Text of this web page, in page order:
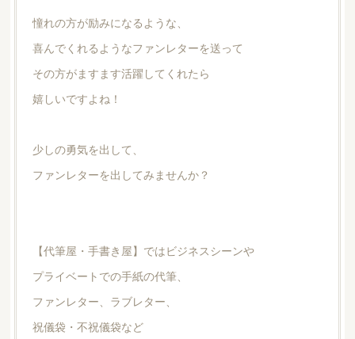
憧れの方が励みになるような、
喜んでくれるようなファンレターを送って
その方がますます活躍してくれたら
嬉しいですよね！
少しの勇気を出して、
ファンレターを出してみませんか？
【代筆屋・手書き屋】ではビジネスシーンや
プライベートでの手紙の代筆、
ファンレター、ラブレター、
祝儀袋・不祝儀袋など